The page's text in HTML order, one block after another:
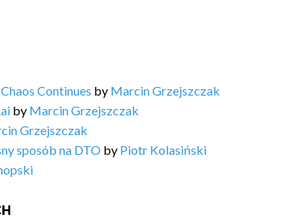
Continues by Marcin Grzejszczak
by Marcin Grzejszczak
Grzejszczak
sposób na DTO by Piotr Kolasiński